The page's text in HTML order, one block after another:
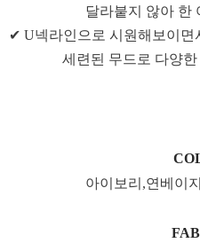
달라붙지 않아 한
✔ U넥라인으로 시원해보이면
세련된 무드로 다양
아이보리,연베이